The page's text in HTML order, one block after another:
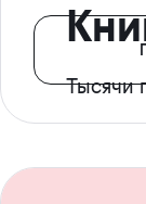
Тысячи
с